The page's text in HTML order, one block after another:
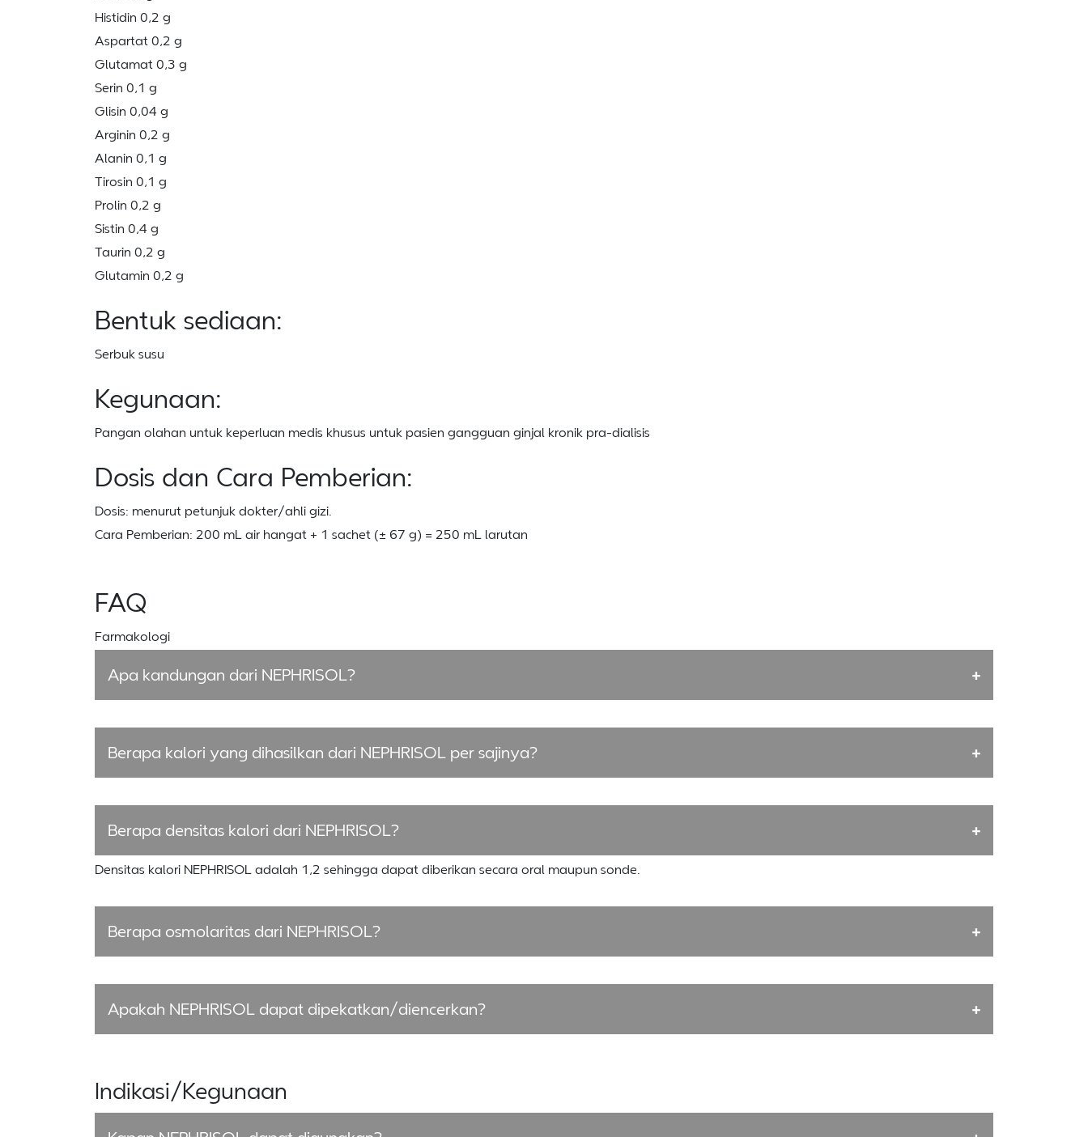
Histidin 0,2 g
Aspartat 0,2 g
Glutamat 0,3 g
Serin 0,1 g
Glisin 0,04 g
Arginin 0,2 g
Alanin 0,1 g
Tirosin 0,1 g
Prolin 0,2 g
Sistin 0,4 g
Taurin 0,2 g
Glutamin 0,2 g
Bentuk sediaan:
Serbuk susu
Kegunaan:
Pangan olahan untuk keperluan medis khusus untuk pasien gangguan ginjal kronik pra-dialisis
Dosis dan Cara Pemberian:
Dosis: menurut petunjuk dokter/ahli gizi.
Cara Pemberian: 200 mL air hangat + 1 sachet (± 67 g) = 250 mL larutan
FAQ
Farmakologi
Apa kandungan dari NEPHRISOL?
Berapa kalori yang dihasilkan dari NEPHRISOL per sajinya?
Berapa densitas kalori dari NEPHRISOL?
Densitas kalori NEPHRISOL adalah 1,2 sehingga dapat diberikan secara oral maupun sonde.
Berapa osmolaritas dari NEPHRISOL?
Apakah NEPHRISOL dapat dipekatkan/diencerkan?
Indikasi/Kegunaan